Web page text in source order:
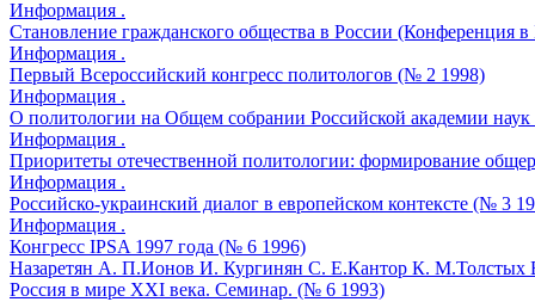
Информация .
Становление гражданского общества в России (Конференция
Информация .
Первый Всероссийский конгресс политологов (№ 2 1998)
Информация .
О политологии на Общем собрании Российской академии
Информация .
Приоритеты отечественной политологии: формирование
Информация .
Российско-украинский диалог в европейском контексте (№ 3
Информация .
Конгресс IPSA 1997 года (№ 6 1996)
Назаретян А. П.Ионов И. Кургинян С. Е.Кантор К. М.Толстых
Россия в мире XXI века. Семинар. (№ 6 1993)